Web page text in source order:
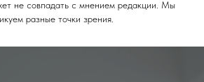
не совпадать с мнением редакции. Мы
разные точки зрения.